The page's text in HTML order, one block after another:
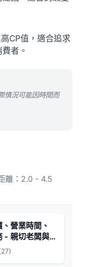
CP值，適合追求
者。
情況可能因時間而
離：2.0 - 4.5
營業時間、
- 親切老闆與